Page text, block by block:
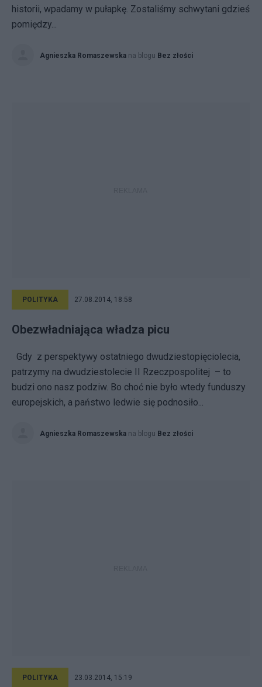
historii, wpadamy w pułapkę. Zostaliśmy schwytani gdzieś
pomiędzy...
Agnieszka Romaszewska na blogu Bez złości
POLITYKA 27.08.2014, 18:58
Obezwładniająca władza picu
Gdy z perspektywy ostatniego dwudziestopięciolecia,
patrzymy na dwudziestolecie II Rzeczpospolitej – to
budzi ono nasz podziw. Bo choć nie było wtedy funduszy
europejskich, a państwo ledwie się podnosiło...
Agnieszka Romaszewska na blogu Bez złości
POLITYKA 23.03.2014, 15:19